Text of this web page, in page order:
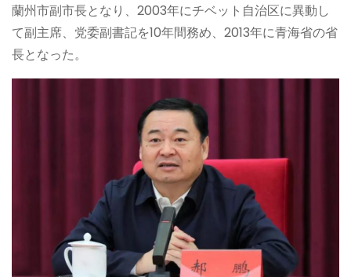
蘭州市副市長となり、2003年にチベット自治区に異動し
て副主席、党委副書記を10年間務め、2013年に青海省の省
長となった。